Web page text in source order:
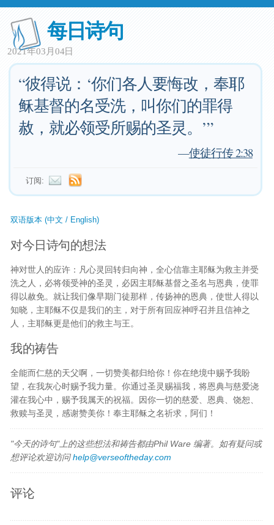
每日诗句
2021年03月04日
“彼得说：‘你们各人要悔改，奉耶
稣基督的名受洗，叫你们的罪得
赦，就必领受所赐的圣灵。’”
—使徒行传 2:38
订阅:
双语版本 (中文 / English)
对今日诗句的想法
神对世人的应许：凡心灵回转归向神，全心信靠主耶稣为救主并受
洗之人，必将领受神的圣灵，必因主耶稣基督之圣名与恩典，使罪
得以赦免。就让我们像早期门徒那样，传扬神的恩典，使世人得以
知晓，主耶稣不仅是我们的主，对于所有回应神呼召并且信神之
人，主耶稣更是他们的救主与王。
我的祷告
全能而仁慈的天父啊，一切赞美都归给你！你在绝境中赐予我盼
望，在我灰心时赐予我力量。你通过圣灵赐福我，将恩典与慈爱浇
灌在我心中，赐予我属天的祝福。因你一切的慈爱、恩典、饶恕、
救赎与圣灵，感谢赞美你！奉主耶稣之名祈求，阿们！
"今天的诗句"上的这些想法和祷告都由Phil Ware 编著。如有疑问或
想评论欢迎访问help@verseoftheday.com
评论